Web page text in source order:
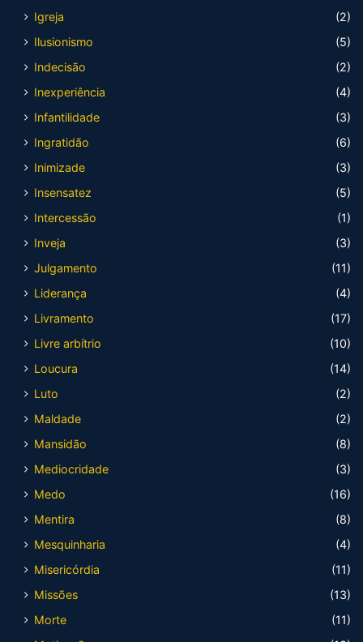
Igreja
(2)
Ilusionismo
(5)
Indecisão
(2)
Inexperiência
(4)
Infantilidade
(3)
Ingratidão
(6)
Inimizade
(3)
Insensatez
(5)
Intercessão
(1)
Inveja
(3)
Julgamento
(11)
Liderança
(4)
Livramento
(17)
Livre arbítrio
(10)
Loucura
(14)
Luto
(2)
Maldade
(2)
Mansidão
(8)
Mediocridade
(3)
Medo
(16)
Mentira
(8)
Mesquinharia
(4)
Misericórdia
(11)
Missões
(13)
Morte
(11)